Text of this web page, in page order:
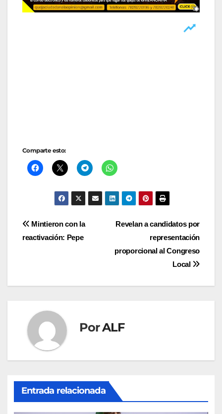
Comparte esto:
Navegación
Revelan a candidatos por
representación
proporcional al Congreso
Local
Mintieron con la
reactivación: Pepe
PorALF
Entrada relacionada